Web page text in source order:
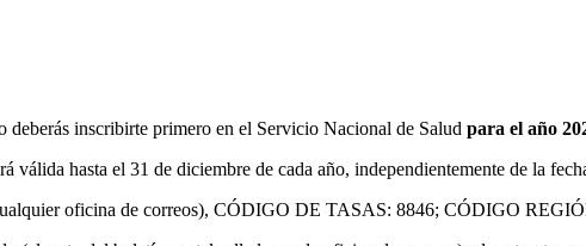
deberás inscribirte primero en el Servicio Nacional de Salud para el año
hasta el 31 de diciembre de cada año, independientemente de la
oficina de correos), CÓDIGO DE TASAS: 8846; CÓDIGO